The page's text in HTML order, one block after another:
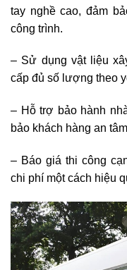
tay nghề cao, đảm
công trình.
– Sử dụng vật liệu
cấp đủ số lượng theo
– Hỗ trợ bảo hành
bảo khách hàng an
– Báo giá thi công
chi phí một cách hiệu